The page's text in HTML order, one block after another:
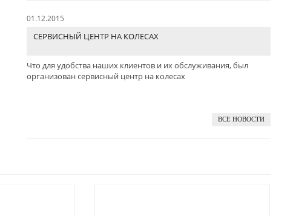
01.12.2015
СЕРВИСНЫЙ ЦЕНТР НА КОЛЕСАХ
Что для удобства наших клиентов и их обслуживания, был
организован сервисный центр на колесах
ВСЕ НОВОСТИ